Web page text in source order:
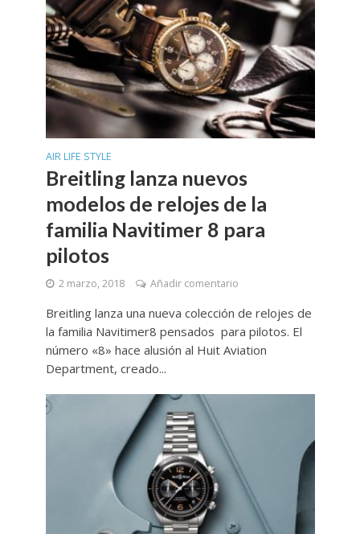
AIR LIFE STYLE
Breitling lanza nuevos
modelos de relojes de la
familia Navitimer 8 para
pilotos
2 marzo, 2018 Añadir comentario
Breitling lanza una nueva colección de relojes de
la familia Navitimer8 pensados para pilotos. El
número «8» hace alusión al Huit Aviation
Department, creado...